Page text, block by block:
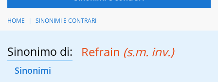
HOME SINONIMI E CONTRARI
Sinonimo di: Refrain (s.m. inv.)
Sinonimi